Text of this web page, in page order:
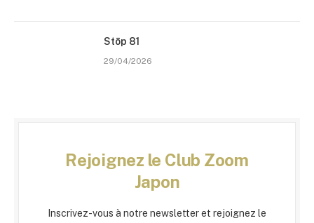
Stōp 81
29/04/2026
Rejoignez le Club Zoom
Japon
Inscrivez-vous à notre newsletter et rejoignez le